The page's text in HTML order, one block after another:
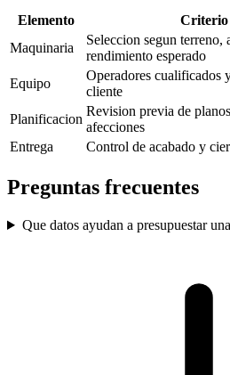
Elemento
Criterio
Maquinaria
Seleccion segun terreno,
rendimiento esperado
Equipo
Operadores cualificados
cliente
Planificacion
Revision previa de
afecciones
Entrega
Control de acabado y
Preguntas frecuentes
Que datos ayudan a presupuestar